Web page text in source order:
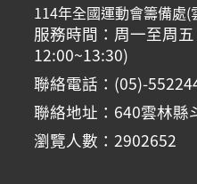
114年全國運動會籌備處
服務時間：周一至周
12:00~13:30)
聯絡電話：(05)-
聯絡地址：640雲林縣
瀏覽人數：2902652